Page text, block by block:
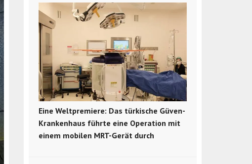
Eine Weltpremiere: Das türkische Güven-
Krankenhaus führte eine Operation mit
einem mobilen MRT-Gerät durch